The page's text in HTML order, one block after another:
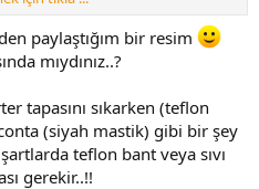
seviye bu mor ile çizilmiş yerdeydi
kırmızı yer ile işaretlediğim
paylaştığım bir resim
mıydınız..?
tapasını sıkarken (teflon
(siyah mastik) gibi bir şey
teflon bant veya sıvı
gerekir..!!